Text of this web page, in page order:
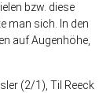
bzw. diese
man sich. In den
auf Augenhöhe,
(2/1), Til Reeck